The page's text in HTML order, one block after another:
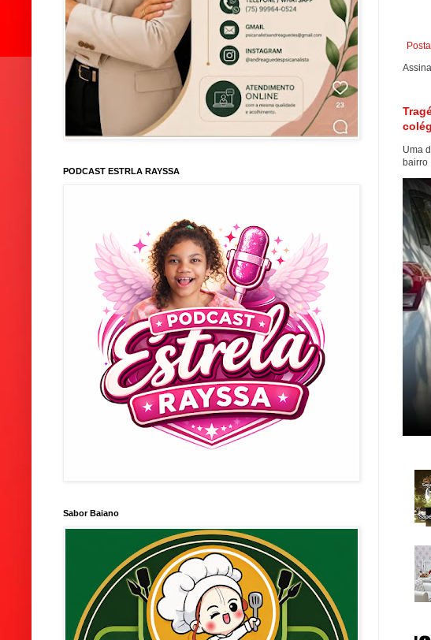
Uma
bairro
PODCAST ESTRLA RAYSSA
Sabor Baiano